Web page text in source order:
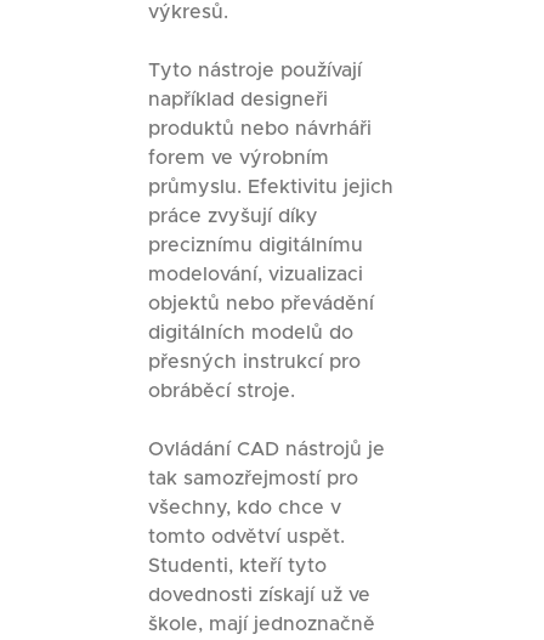
výkresů.
Tyto nástroje používají
například designeři
produktů nebo návrháři
forem ve výrobním
průmyslu. Efektivitu jejich
práce zvyšují díky
preciznímu digitálnímu
modelování, vizualizaci
objektů nebo převádění
digitálních modelů do
přesných instrukcí pro
obráběcí stroje.
Ovládání CAD nástrojů je
tak samozřejmostí pro
všechny, kdo chce v
tomto odvětví uspět.
Studenti, kteří tyto
dovednosti získají už ve
škole, mají jednoznačně